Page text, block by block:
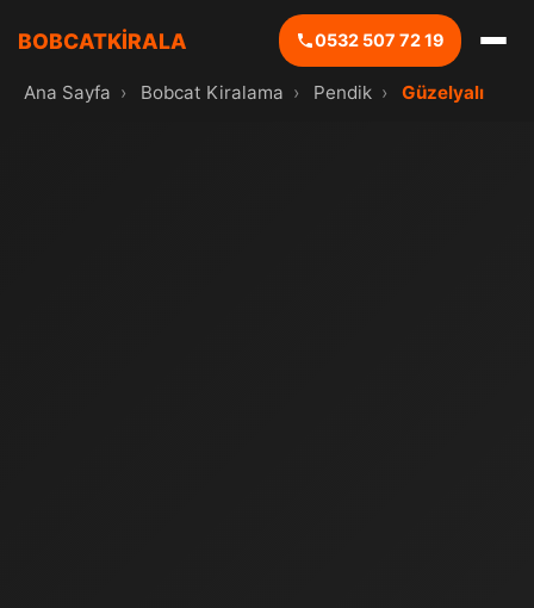
BOBCATKİRALA 0532 507 72 19
Ana Sayfa › Bobcat Kiralama › Pendik › Güzelyalı